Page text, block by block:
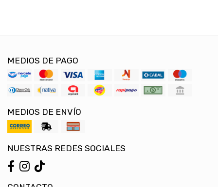
MEDIOS DE PAGO
MEDIOS DE ENVÍO
NUESTRAS REDES SOCIALES